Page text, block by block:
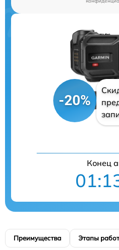
-20%
Конец
Преимущества Этапы работ